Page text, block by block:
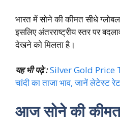
भारत में सोने की कीमत सीधे ग्लोबल
इसलिए अंतरराष्ट्रीय स्तर पर
देखने को मिलता है।
यह भी पढ़े :Silver Gold Price
चांदी का ताजा भाव, जानें लेटेस्ट रेट
आज सोने की कीमत